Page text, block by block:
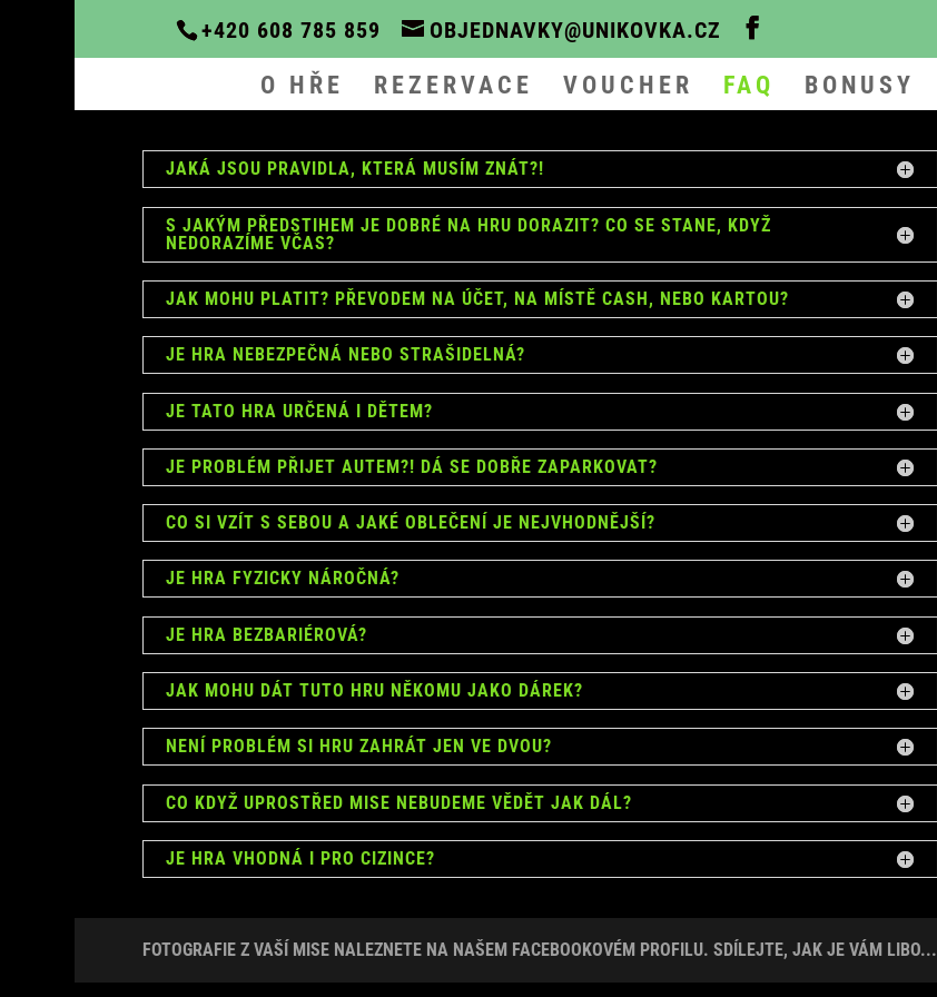
+420 608 785 859 OBJEDNAVKY@UNIKOVKA.CZ
O HŘE REZERVACE VOUCHER FAQ BONUSY
JAKÁ JSOU PRAVIDLA, KTERÁ MUSÍM ZNÁT?!
S JAKÝM PŘEDSTIHEM JE DOBRÉ NA HRU DORAZIT? CO SE STANE, KDYŽ
NEDORAZÍME VČAS?
JAK MOHU PLATIT? PŘEVODEM NA ÚČET, NA MÍSTĚ CASH, NEBO KARTOU?
JE HRA NEBEZPEČNÁ NEBO STRAŠIDELNÁ?
JE TATO HRA URČENÁ I DĚTEM?
JE PROBLÉM PŘIJET AUTEM?! DÁ SE DOBŘE ZAPARKOVAT?
CO SI VZÍT S SEBOU A JAKÉ OBLEČENÍ JE NEJVHODNĚJŠÍ?
JE HRA FYZICKY NÁROČNÁ?
JE HRA BEZBARIÉROVÁ?
JAK MOHU DÁT TUTO HRU NĚKOMU JAKO DÁREK?
NENÍ PROBLÉM SI HRU ZAHRÁT JEN VE DVOU?
CO KDYŽ UPROSTŘED MISE NEBUDEME VĚDĚT JAK DÁL?
JE HRA VHODNÁ I PRO CIZINCE?
FOTOGRAFIE Z VAŠÍ MISE NALEZNETE NA NAŠEM FACEBOOKOVÉM PROFILU. SDÍLEJTE, JAK JE VÁM LIBO...